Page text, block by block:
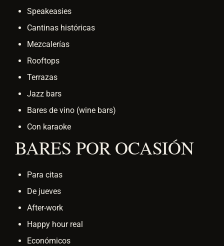
Speakeasies
Cantinas históricas
Mezcalerías
Rooftops
Terrazas
Jazz bars
Bares de vino (wine bars)
Con karaoke
BARES POR OCASIÓN
Para citas
De jueves
After-work
Happy hour real
Económicos